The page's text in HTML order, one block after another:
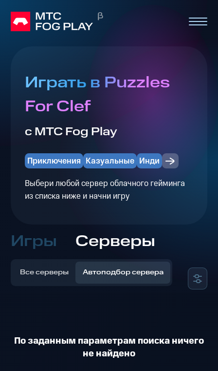
Играть в Puzzles
For Clef
с МТС Fog Play
Приключения Казуальные Инди
Выбери любой сервер облачного гейминга
из списка ниже и начни игру
Игры Серверы
Все серверы Автоподбор сервера
По заданным параметрам поиска ничего
не найдено